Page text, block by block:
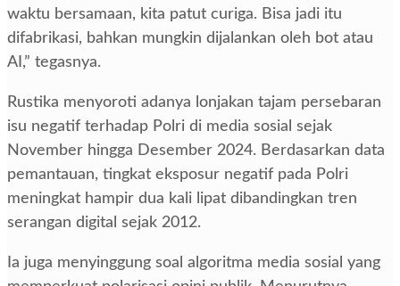
waktu bersamaan, kita patut curiga. Bisa jadi itu
difabrikasi, bahkan mungkin dijalankan oleh bot atau
AI,” tegasnya.
Rustika menyoroti adanya lonjakan tajam persebaran
isu negatif terhadap Polri di media sosial sejak
November hingga Desember 2024. Berdasarkan data
pemantauan, tingkat eksposur negatif pada Polri
meningkat hampir dua kali lipat dibandingkan tren
serangan digital sejak 2012.
Ia juga menyinggung soal algoritma media sosial yang